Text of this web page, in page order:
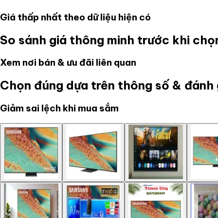
Giá thấp nhất theo dữ liệu hiện có
So sánh giá thông minh trước khi
Xem nơi bán & ưu đãi liên quan
Chọn đúng dựa trên thông số & đánh
Giảm sai lệch khi mua sắm